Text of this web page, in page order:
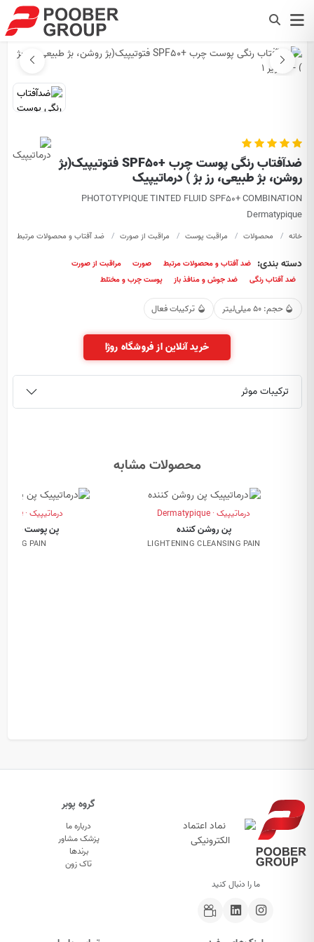
ضدآفتاب رنگی پوست چرب +SPF50 فتوتیپیک(بژ
روشن، بژ طبیعی، رز بژ ) درماتیپیک
PHOTOTYPIQUE TINTED FLUID SPF50+ COMBINATION
Dermatypique
خانه محصولات مراقبت پوست مراقبت از صورت ضد آفتاب و محصولات مرتبط
دسته بندی: ضد آفتاب و محصولات مرتبط صورت
مراقبت از صورت
ضد آفتاب رنگی
ضد جوش و منافذ باز پوست چرب و مختلط
حجم: 50 میلی‌لیتر ترکیبات فعال
خرید آنلاین از فروشگاه روژا
ترکیبات موثر
محصولات مشابه
درماتیپیک · Dermatypique
پن روشن کننده
LIGHTENING CLEANSING PAIN
درماتیپیک · Dermatypique
پن پوست چرب
PAIN
ما را دنبال کنید
گروه پوبر
درباره ما
پزشک مشاور
برندها
تاک زون